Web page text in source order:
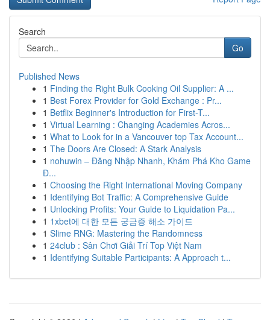
Search
Go
Published News
1 Finding the Right Bulk Cooking Oil Supplier: A ...
1 Best Forex Provider for Gold Exchange : Pr...
1 Betflix Beginner's Introduction for First-T...
1 Virtual Learning : Changing Academies Acros...
1 What to Look for in a Vancouver top Tax Account...
1 The Doors Are Closed: A Stark Analysis
1 nohuwin – Đăng Nhập Nhanh, Khám Phá Kho Game
Đ...
1 Choosing the Right International Moving Company
1 Identifying Bot Traffic: A Comprehensive Guide
1 Unlocking Profits: Your Guide to Liquidation Pa...
1 1xbet에 대한 모든 궁금증 해소 가이드
1 Slime RNG: Mastering the Randomness
1 24club : Sân Chơi Giải Trí Top Việt Nam
1 Identifying Suitable Participants: A Approach t...